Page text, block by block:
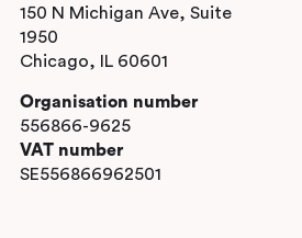
150 N Michigan Ave, Suite
1950
Chicago, IL 60601
Organisation number
556866-9625
VAT number
SE556866962501